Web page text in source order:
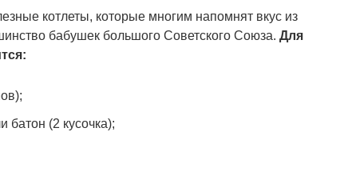
котлеты, которые многим напомнят вкус из
бабушек большого Советского Союза. Для
батон (2 кусочка);